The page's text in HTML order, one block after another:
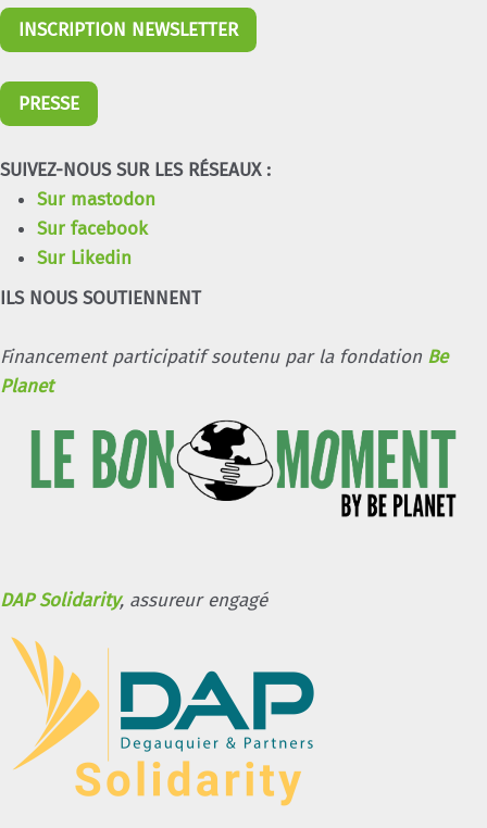
INSCRIPTION NEWSLETTER
PRESSE
SUIVEZ-NOUS SUR LES RÉSEAUX :
Sur mastodon
Sur facebook
Sur Likedin
ILS NOUS SOUTIENNENT
Financement participatif soutenu par la fondation Be
Planet
DAP Solidarity, assureur engagé